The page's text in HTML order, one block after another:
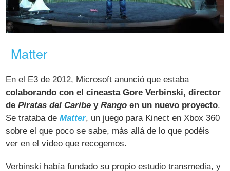
Matter
En el E3 de 2012, Microsoft anunció que estaba
colaborando con el cineasta Gore Verbinski, director
dePiratas del Caribe yRango en un nuevo proyecto.
Se trataba deMatter, un juego para Kinect en Xbox 360
sobre el que poco se sabe, más allá de lo que podéis
ver en el vídeo que recogemos.
Verbinski había fundado su propio estudio transmedia, y